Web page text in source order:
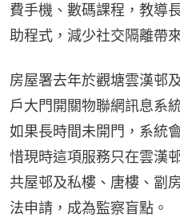
費手機、數碼課程，教導
助程式，減少社交隔離帶
房屋署去年於觀塘雲漢邨
戶大門開關物聯網訊息系
如果長時間未開門，系統
惜現時這項服務只在雲漢
共屋邨及私樓、唐樓、劏
法申請，成為監察盲點。